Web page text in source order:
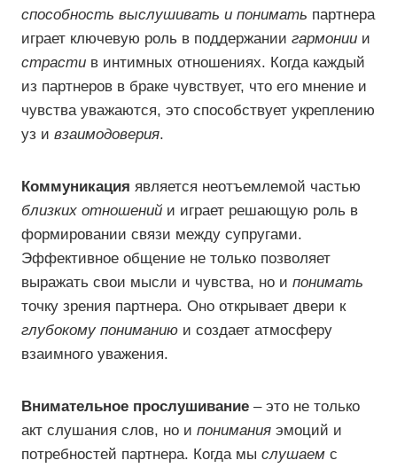
способность выслушивать и понимать партнера
играет ключевую роль в поддержании гармонии и
страсти в интимных отношениях. Когда каждый
из партнеров в браке чувствует, что его мнение и
чувства уважаются, это способствует укреплению
уз и взаимодоверия.
Коммуникация является неотъемлемой частью
близких отношений и играет решающую роль в
формировании связи между супругами.
Эффективное общение не только позволяет
выражать свои мысли и чувства, но и понимать
точку зрения партнера. Оно открывает двери к
глубокому пониманию и создает атмосферу
взаимного уважения.
Внимательное прослушивание – это не только
акт слушания слов, но и понимания эмоций и
потребностей партнера. Когда мы слушаем с